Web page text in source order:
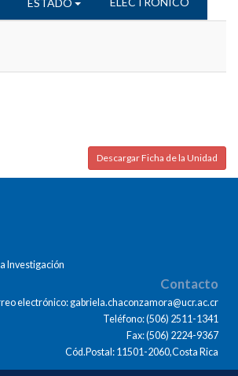
ESTADO
Descargar Ficha de la Unidad
Investigación
Contacto
electrónico: gabriela.chaconzamora@ucr.ac.cr
Teléfono: (506) 2511-1341
Fax: (506) 2224-9367
Cód.Postal: 11501-2060,Costa Rica